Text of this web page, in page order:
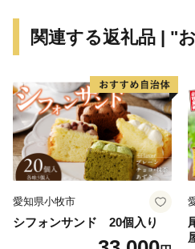
関連する返礼品 | "
愛知県小牧市
シフォンサンド 20個入り